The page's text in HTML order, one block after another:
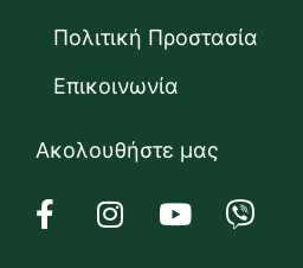
Πολιτική Προστασία
Επικοινωνία
Ακολουθήστε μας